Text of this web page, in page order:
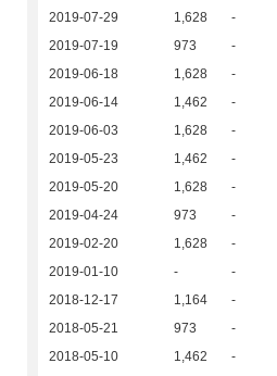
2019-07-29
1,628 -
2019-07-19
973 -
2019-06-18
1,628 -
2019-06-14
1,462 -
2019-06-03
1,628 -
2019-05-23
1,462 -
2019-05-20
1,628 -
2019-04-24
973 -
2019-02-20
1,628 -
2019-01-10
- -
2018-12-17
1,164 -
2018-05-21
973 -
2018-05-10
1,462 -